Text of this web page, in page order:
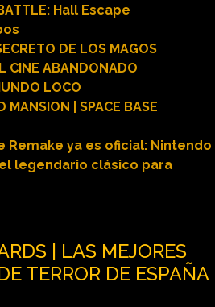
Hall Escape
DE LOS MAGOS
CINE ABANDONADO
LOCO
MANSION | SPACE BASE
Remake ya es oficial: Nintendo
legendario clásico para
| LAS MEJORES
TERROR DE ESPAÑA